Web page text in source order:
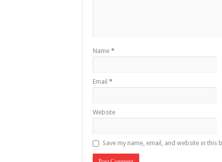
Name *
Email *
Website
Save my name, email, and website in